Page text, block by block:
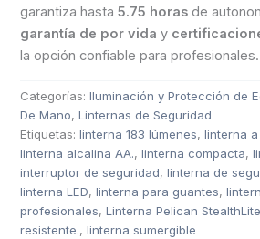
garantiza hasta5.75 horas de
garantía de por vida y
la opción confiable para profesionales.
Categorías:Iluminación y Protección de
De Mano,Linternas de Seguridad
Etiquetas:linterna 183 lúmenes,linterna
linterna alcalina AA.,linterna compacta,
interruptor de seguridad,linterna de
linterna LED,linterna para guantes,
profesionales,Linterna Pelican
resistente.,linterna sumergible